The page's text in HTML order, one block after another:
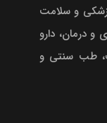
و سلامت
و درمان، دارو
طب سنتی و